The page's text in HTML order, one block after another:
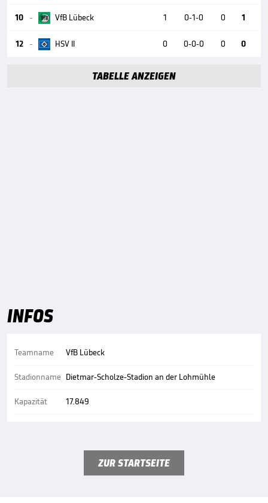
10  VfB Lübeck 1 0-1-0 0 1
12  HSV II 0 0-0-0 0 0
TABELLE ANZEIGEN
INFOS
Teamname
Stadionname
Kapazität
VfB Lübeck
Dietmar-Scholze-Stadion an der Lohmühle
17.849
ZUR STARTSEITE